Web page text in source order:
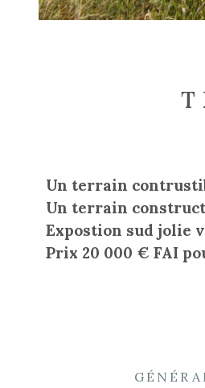
Un terrain
Un terrain
Expostion sud jolie
Prix 20 000 € FAI